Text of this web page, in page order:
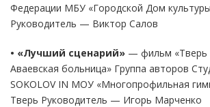
Федерации МБУ «Городской Дом
Руководитель — Виктор Салов
• «Лучший сценарий» — фильм «Тверь
Аваевская больница» Группа авторов
SOKOLOV IN МОУ «Многопрофильная
Тверь Руководитель — Игорь Марченко